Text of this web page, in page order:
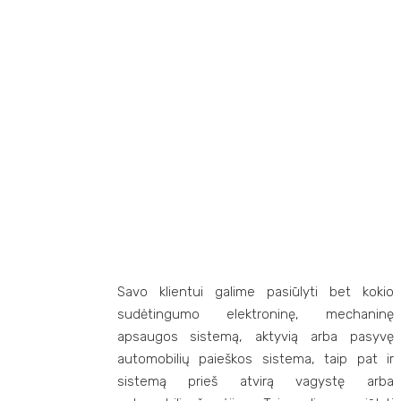
Savo klientui galime pasiūlyti bet kokio
sudėtingumo elektroninę, mechaninę
apsaugos sistemą, aktyvią arba pasyvę
automobilių paieškos sistema, taip pat ir
sistemą prieš atvirą vagystę arba